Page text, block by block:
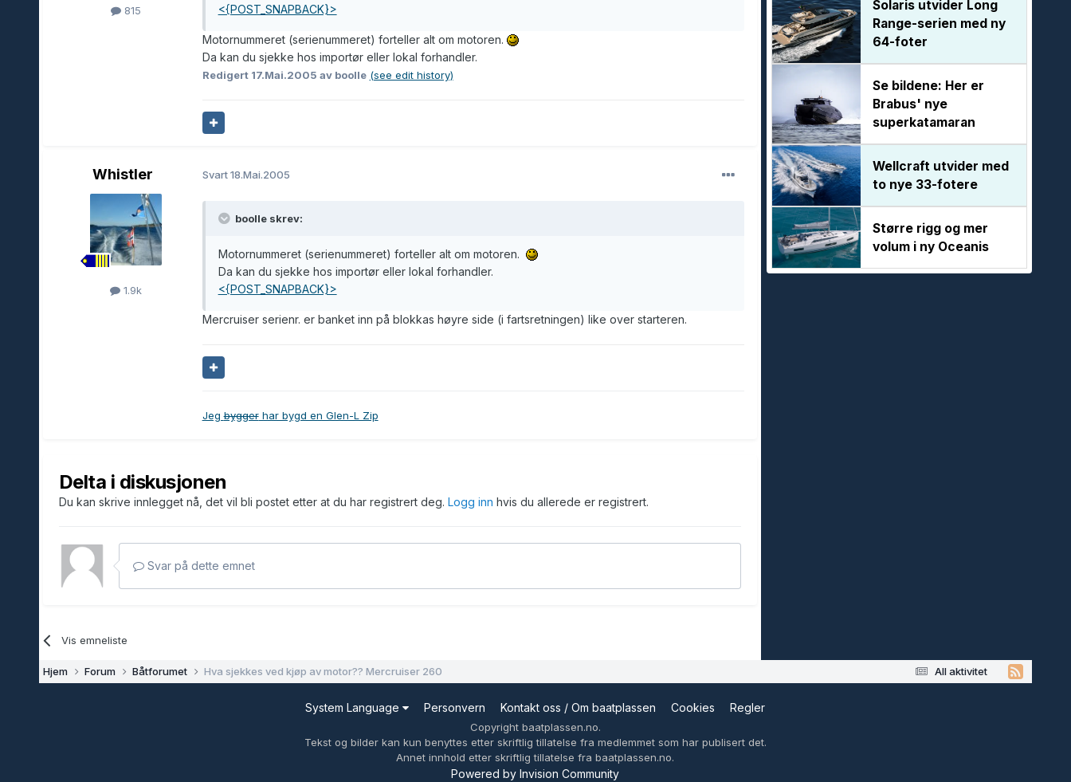
815
<{POST_SNAPBACK}>
Motornummeret (serienummeret) forteller alt om motoren.
Da kan du sjekke hos importør eller lokal forhandler.
Redigert 17.Mai.2005 av boolle (see edit history)
Whistler
1.9k
Svart18.Mai.2005
boolle skrev:
Motornummeret (serienummeret) forteller alt om motoren.
Da kan du sjekke hos importør eller lokal forhandler.
<{POST_SNAPBACK}>
Mercruiser serienr. er banket inn på blokkas høyre side (i fartsretningen) like over starteren.
Jegbyggerhar bygd en Glen-L Zip
Delta i diskusjonen
Du kan skrive innlegget nå, det vil bli postet etter at du har registrert deg. Logg inn hvis du allerede er registrert.
Svar på dette emnet
Vis emneliste
Solaris utvider Long
Range-serien med ny
64-foter
Se bildene: Her er
Brabus' nye
superkatamaran
Wellcraft utvider med
to nye 33-fotere
Større rigg og mer
volum i ny Oceanis
All aktivitet
Hjem Forum Båtforumet Hva sjekkes ved kjøp av motor?? Mercruiser 260
System Language Personvern Kontakt oss / Om baatplassen Cookies Regler
Copyright baatplassen.no.
Tekst og bilder kan kun benyttes etter skriftlig tillatelse fra medlemmet som har publisert det.
Annet innhold etter skriftlig tillatelse fra baatplassen.no.
Powered by Invision Community